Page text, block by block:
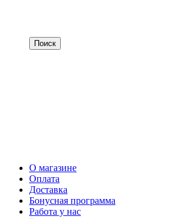
О магазине
Оплата
Доставка
Бонусная программа
Работа у нас